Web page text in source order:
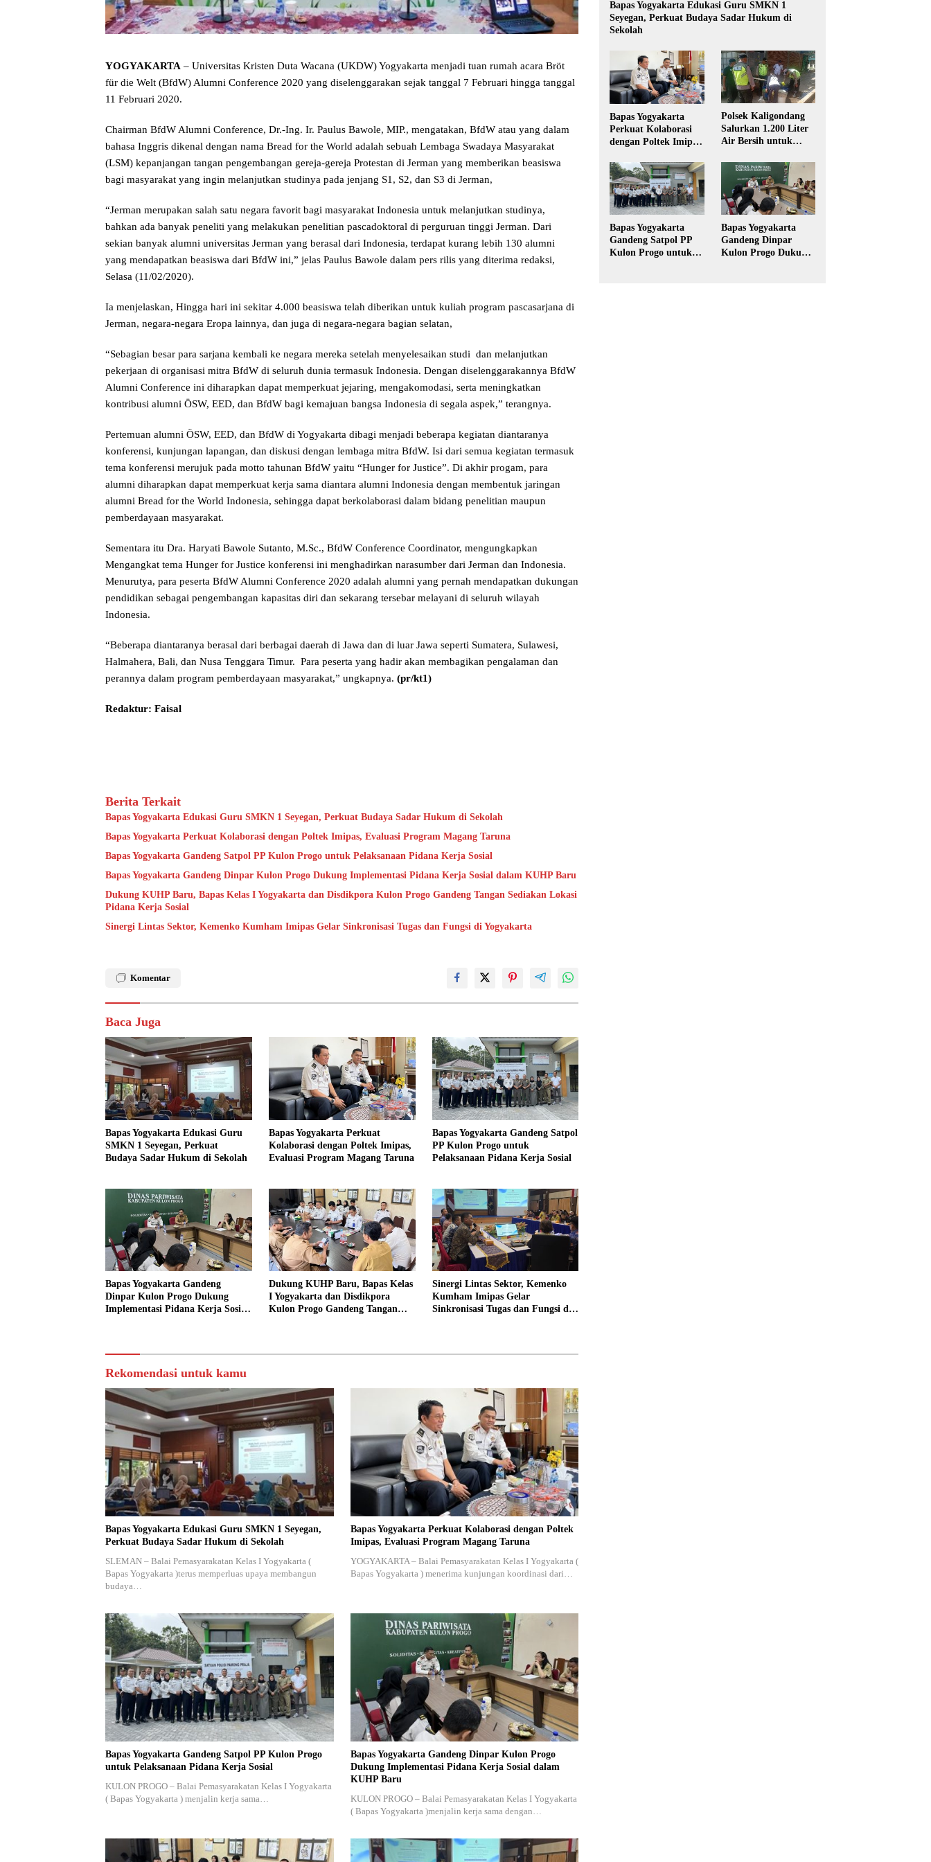
YOGYAKARTA – Universitas Kristen Duta Wacana (UKDW) Yogyakarta menjadi tuan rumah acara Bröt
für die Welt (BfdW) Alumni Conference 2020 yang diselenggarakan sejak tanggal 7 Februari hingga tanggal
11 Februari 2020.
Chairman BfdW Alumni Conference, Dr.-Ing. Ir. Paulus Bawole, MIP., mengatakan, BfdW atau yang dalam
bahasa Inggris dikenal dengan nama Bread for the World adalah sebuah Lembaga Swadaya Masyarakat
(LSM) kepanjangan tangan pengembangan gereja-gereja Protestan di Jerman yang memberikan beasiswa
bagi masyarakat yang ingin melanjutkan studinya pada jenjang S1, S2, dan S3 di Jerman,
“Jerman merupakan salah satu negara favorit bagi masyarakat Indonesia untuk melanjutkan studinya,
bahkan ada banyak peneliti yang melakukan penelitian pascadoktoral di perguruan tinggi Jerman. Dari
sekian banyak alumni universitas Jerman yang berasal dari Indonesia, terdapat kurang lebih 130 alumni
yang mendapatkan beasiswa dari BfdW ini,” jelas Paulus Bawole dalam pers rilis yang diterima redaksi,
Selasa (11/02/2020).
Ia menjelaskan, Hingga hari ini sekitar 4.000 beasiswa telah diberikan untuk kuliah program pascasarjana di
Jerman, negara-negara Eropa lainnya, dan juga di negara-negara bagian selatan,
“Sebagian besar para sarjana kembali ke negara mereka setelah menyelesaikan studi dan melanjutkan
pekerjaan di organisasi mitra BfdW di seluruh dunia termasuk Indonesia. Dengan diselenggarakannya BfdW
Alumni Conference ini diharapkan dapat memperkuat jejaring, mengakomodasi, serta meningkatkan
kontribusi alumni ÖSW, EED, dan BfdW bagi kemajuan bangsa Indonesia di segala aspek,” terangnya.
Pertemuan alumni ÖSW, EED, dan BfdW di Yogyakarta dibagi menjadi beberapa kegiatan diantaranya
konferensi, kunjungan lapangan, dan diskusi dengan lembaga mitra BfdW. Isi dari semua kegiatan termasuk
tema konferensi merujuk pada motto tahunan BfdW yaitu “Hunger for Justice”. Di akhir progam, para
alumni diharapkan dapat memperkuat kerja sama diantara alumni Indonesia dengan membentuk jaringan
alumni Bread for the World Indonesia, sehingga dapat berkolaborasi dalam bidang penelitian maupun
pemberdayaan masyarakat.
Sementara itu Dra. Haryati Bawole Sutanto, M.Sc., BfdW Conference Coordinator, mengungkapkan
Mengangkat tema Hunger for Justice konferensi ini menghadirkan narasumber dari Jerman dan Indonesia.
Menurutya, para peserta BfdW Alumni Conference 2020 adalah alumni yang pernah mendapatkan dukungan
pendidikan sebagai pengembangan kapasitas diri dan sekarang tersebar melayani di seluruh wilayah
Indonesia.
“Beberapa diantaranya berasal dari berbagai daerah di Jawa dan di luar Jawa seperti Sumatera, Sulawesi,
Halmahera, Bali, dan Nusa Tenggara Timur. Para peserta yang hadir akan membagikan pengalaman dan
perannya dalam program pemberdayaan masyarakat,” ungkapnya. (pr/kt1)
Redaktur: Faisal
Berita Terkait
Bapas Yogyakarta Edukasi Guru SMKN 1 Seyegan, Perkuat Budaya Sadar Hukum di Sekolah
Bapas Yogyakarta Perkuat Kolaborasi dengan Poltek Imipas, Evaluasi Program Magang Taruna
Bapas Yogyakarta Gandeng Satpol PP Kulon Progo untuk Pelaksanaan Pidana Kerja Sosial
Bapas Yogyakarta Gandeng Dinpar Kulon Progo Dukung Implementasi Pidana Kerja Sosial dalam KUHP Baru
Dukung KUHP Baru, Bapas Kelas I Yogyakarta dan Disdikpora Kulon Progo Gandeng Tangan Sediakan Lokasi
Pidana Kerja Sosial
Sinergi Lintas Sektor, Kemenko Kumham Imipas Gelar Sinkronisasi Tugas dan Fungsi di Yogyakarta
Komentar
Baca Juga
Bapas Yogyakarta Edukasi Guru
SMKN 1 Seyegan, Perkuat
Budaya Sadar Hukum di Sekolah
Bapas Yogyakarta Perkuat
Kolaborasi dengan Poltek Imipas,
Evaluasi Program Magang Taruna
Bapas Yogyakarta Gandeng Satpol
PP Kulon Progo untuk
Pelaksanaan Pidana Kerja Sosial
Bapas Yogyakarta Gandeng
Dinpar Kulon Progo Dukung
Implementasi Pidana Kerja Sosial
Dukung KUHP Baru, Bapas Kelas
I Yogyakarta dan Disdikpora
Kulon Progo Gandeng Tangan
Sinergi Lintas Sektor, Kemenko
Kumham Imipas Gelar
Sinkronisasi Tugas dan Fungsi di
Rekomendasi untuk kamu
Bapas Yogyakarta Edukasi Guru SMKN 1 Seyegan,
Perkuat Budaya Sadar Hukum di Sekolah
SLEMAN – Balai Pemasyarakatan Kelas I Yogyakarta (
Bapas Yogyakarta )terus memperluas upaya membangun
budaya…
Bapas Yogyakarta Perkuat Kolaborasi dengan Poltek
Imipas, Evaluasi Program Magang Taruna
YOGYAKARTA – Balai Pemasyarakatan Kelas I Yogyakarta (
Bapas Yogyakarta ) menerima kunjungan koordinasi dari…
Bapas Yogyakarta Gandeng Satpol PP Kulon Progo
untuk Pelaksanaan Pidana Kerja Sosial
KULON PROGO – Balai Pemasyarakatan Kelas I Yogyakarta
( Bapas Yogyakarta ) menjalin kerja sama…
Bapas Yogyakarta Gandeng Dinpar Kulon Progo
Dukung Implementasi Pidana Kerja Sosial dalam
KUHP Baru
KULON PROGO – Balai Pemasyarakatan Kelas I Yogyakarta
( Bapas Yogyakarta )menjalin kerja sama dengan…
Bapas Yogyakarta Edukasi Guru SMKN 1
Seyegan, Perkuat Budaya Sadar Hukum di
Sekolah
Bapas Yogyakarta
Perkuat Kolaborasi
dengan Poltek Imipas,
Magang Taruna
Polsek Kaligondang
Salurkan 1.200 Liter
Air Bersih untuk
Kekeringan di
Purbalingga
Bapas Yogyakarta
Gandeng Satpol PP
Kulon Progo untuk
Bapas Yogyakarta
Gandeng Dinpar
Kulon Progo Dukung